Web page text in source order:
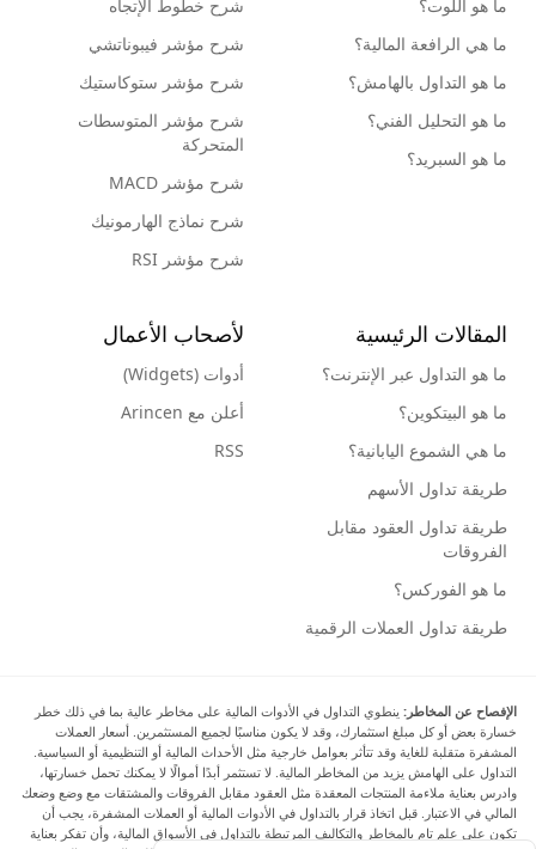
ما هو اللوت؟
ما هي الرافعة المالية؟
ما هو التداول بالهامش؟
ما هو التحليل الفني؟
ما هو السبريد؟
شرح خطوط الإتجاه
شرح مؤشر فيبوناتشي
شرح مؤشر ستوكاستيك
شرح مؤشر المتوسطات
المتحركة
شرح مؤشر MACD
شرح نماذج الهارمونيك
شرح مؤشر RSI
المقالات الرئيسية
ما هو التداول عبر الإنترنت؟
ما هو البيتكوين؟
ما هي الشموع اليابانية؟
طريقة تداول الأسهم
طريقة تداول العقود مقابل
الفروقات
ما هو الفوركس؟
طريقة تداول العملات الرقمية
لأصحاب الأعمال
أدوات (Widgets)
أعلن مع Arincen
RSS
الإفصاح عن المخاطر: ينطوي التداول في الأدوات المالية على مخاطر عالية بما في ذلك خطر
خسارة بعض أو كل مبلغ استثمارك، وقد لا يكون مناسبًا لجميع المستثمرين. أسعار العملات
المشفرة متقلبة للغاية وقد تتأثر بعوامل خارجية مثل الأحداث المالية أو التنظيمية أو السياسية.
التداول على الهامش يزيد من المخاطر المالية. لا تستثمر أبدًا أموالًا لا يمكنك تحمل خسارتها،
وادرس بعناية ملاءمة المنتجات المعقدة مثل العقود مقابل الفروقات والمشتقات مع وضع وضعك
المالي في الاعتبار. قبل اتخاذ قرار بالتداول في الأدوات المالية أو العملات المشفرة، يجب أن
تكون على علم تام بالمخاطر والتكاليف المرتبطة بالتداول في الأسواق المالية، وأن تفكر بعناية